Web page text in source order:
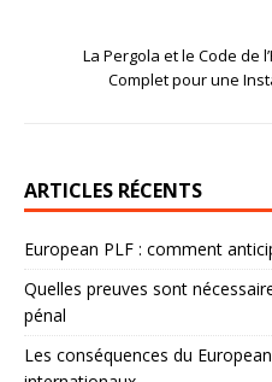
La Pergola et le Code de
Complet pour une
ARTICLES RÉCENTS
European PLF : comment
Quelles preuves sont
pénal
Les conséquences du